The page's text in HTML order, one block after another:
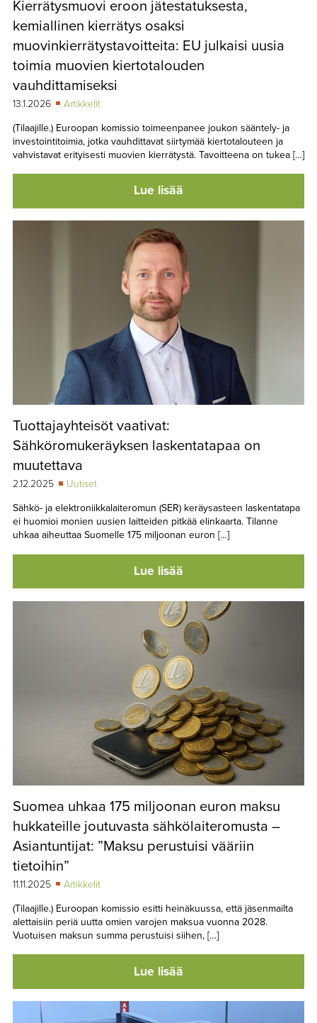
TAPAHTUMAT
YHTEYSTIEDOT
Kierrätysmuovi eroon jätestatuksesta,
kemiallinen kierrätys osaksi
muovinkierrätystavoitteita: EU julkaisi uusia
toimia muovien kiertotalouden
vauhdittamiseksi
13.1.2026
Artikkelit
(Tilaajille.) Euroopan komissio toimeenpanee joukon sääntely- ja
investointitoimia, jotka vauhdittavat siirtymää kiertotalouteen ja
vahvistavat erityisesti muovien kierrätystä. Tavoitteena on tukea […]
Lue lisää
Tuottajayhteisöt vaativat:
Sähköromukeräyksen laskentatapaa on
muutettava
2.12.2025
Uutiset
Sähkö- ja elektroniikkalaiteromun (SER) keräysasteen laskentatapa
ei huomioi monien uusien laitteiden pitkää elinkaarta. Tilanne
uhkaa aiheuttaa Suomelle 175 miljoonan euron […]
Lue lisää
Suomea uhkaa 175 miljoonan euron maksu
hukkateille joutuvasta sähkölaiteromusta –
Asiantuntijat: ”Maksu perustuisi vääriin
tietoihin”
11.11.2025
Artikkelit
(Tilaajille.) Euroopan komissio esitti heinäkuussa, että jäsenmailta
alettaisiin periä uutta omien varojen maksua vuonna 2028.
Vuotuisen maksun summa perustuisi siihen, […]
Lue lisää